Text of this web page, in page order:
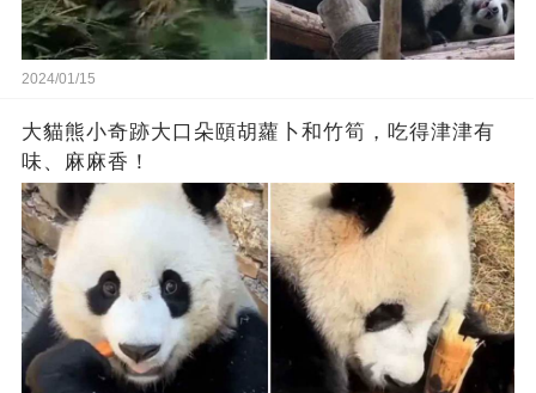
2024/01/15
大貓熊小奇跡大口朵頤胡蘿卜和竹筍，吃得津津有
味、麻麻香！